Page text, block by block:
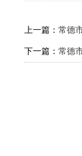
上一篇： 常德
下一篇： 常德